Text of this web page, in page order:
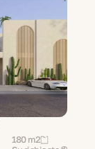
180 m2